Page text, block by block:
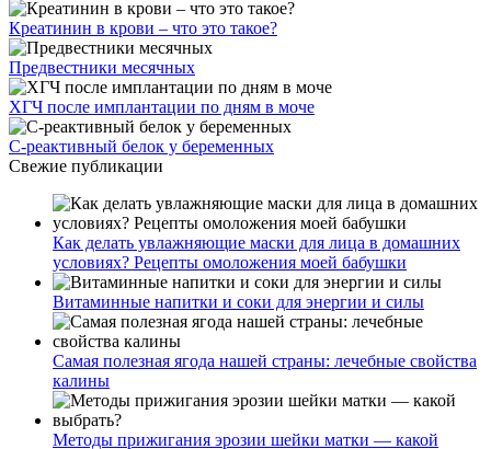
Креатинин в крови – что это такое?
Предвестники месячных
ХГЧ после имплантации по дням в моче
С-реактивный белок у беременных
Свежие публикации
Как делать увлажняющие маски для лица в домашних
условиях? Рецепты омоложения моей бабушки
Витаминные напитки и соки для энергии и силы
Самая полезная ягода нашей страны: лечебные свойства
калины
Методы прижигания эрозии шейки матки — какой